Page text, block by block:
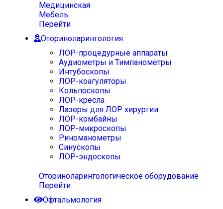
Медицинская
Мебель
Перейти
Оториноларингология
ЛОР-процедурные аппараты
Аудиометры и Тимпанометры
Интубоскопы
ЛОР-коагуляторы
Кольпоскопы
ЛОР-кресла
Лазеры для ЛОР хирургии
ЛОР-комбайны
ЛОР-микроскопы
Риноманометры
Синускопы
ЛОР-эндоскопы
Оториноларингологическое оборудование
Перейти
Офтальмология